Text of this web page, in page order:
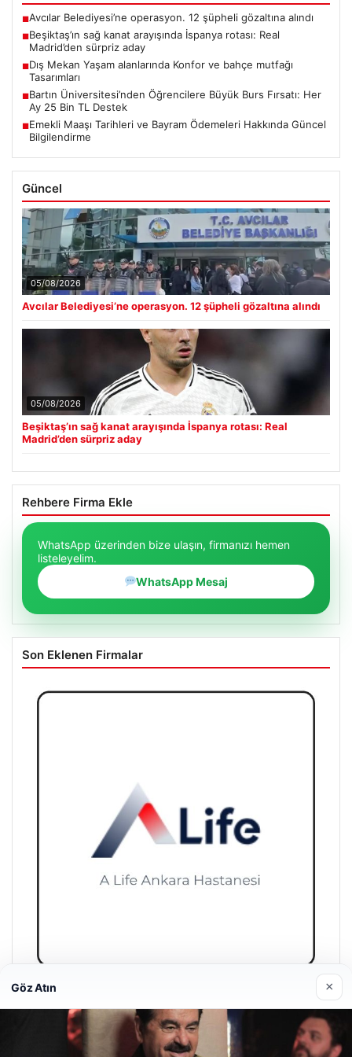
■Avcılar Belediyesi’ne operasyon. 12 şüpheli gözaltına alındı
■Beşiktaş’ın sağ kanat arayışında İspanya rotası: Real
Madrid’den sürpriz aday
■Dış Mekan Yaşam alanlarında Konfor ve bahçe mutfağı
Tasarımları
■Bartın Üniversitesi’nden Öğrencilere Büyük Burs Fırsatı: Her
Ay 25 Bin TL Destek
■Emekli Maaşı Tarihleri ve Bayram Ödemeleri Hakkında Güncel
Bilgilendirme
Güncel
05/08/2026
Avcılar Belediyesi’ne operasyon. 12 şüpheli gözaltına alındı
05/08/2026
Beşiktaş’ın sağ kanat arayışında İspanya rotası: Real
Madrid’den sürpriz aday
Rehbere Firma Ekle
WhatsApp üzerinden bize ulaşın, firmanızı hemen
listeleyelim.
WhatsApp Mesaj
Son Eklenen Firmalar
27/03/2026
Göz Atın ×